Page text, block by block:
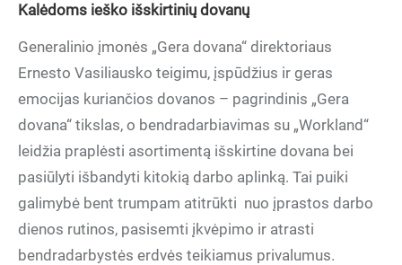
Kalėdoms ieško išskirtinių dovanų
Generalinio įmonės „Gera dovana“ direktoriaus
Ernesto Vasiliausko teigimu, įspūdžius ir geras
emocijas kuriančios dovanos – pagrindinis „Gera
dovana“ tikslas, o bendradarbiavimas su „Workland“
leidžia praplėsti asortimentą išskirtine dovana bei
pasiūlyti išbandyti kitokią darbo aplinką. Tai puiki
galimybė bent trumpam atitrūkti nuo įprastos darbo
dienos rutinos, pasisemti įkvėpimo ir atrasti
bendradarbystės erdvės teikiamus privalumus.